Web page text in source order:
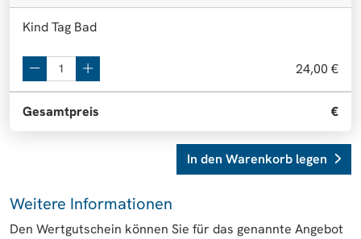
Kind Tag Bad
24,00 €
Gesamtpreis €
In den Warenkorb legen
Weitere Informationen
Den Wertgutschein können Sie für das genannte Angebot